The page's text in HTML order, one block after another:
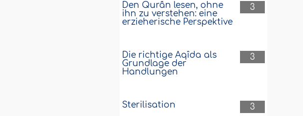
3
Den Qurân lesen, ohne
ihn zu verstehen: eine
erzieherische Perspektive
3
Die richtige Aqîda als
Grundlage der
Handlungen
3
Sterilisation